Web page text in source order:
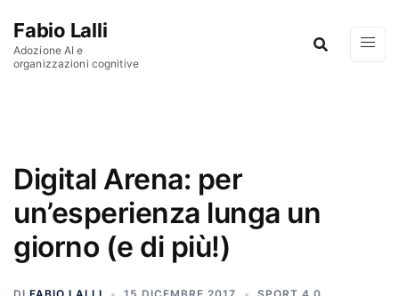
Fabio Lalli
Adozione AI e
organizzazioni cognitive
Digital Arena: per
un’esperienza lunga un
giorno (e di più!)